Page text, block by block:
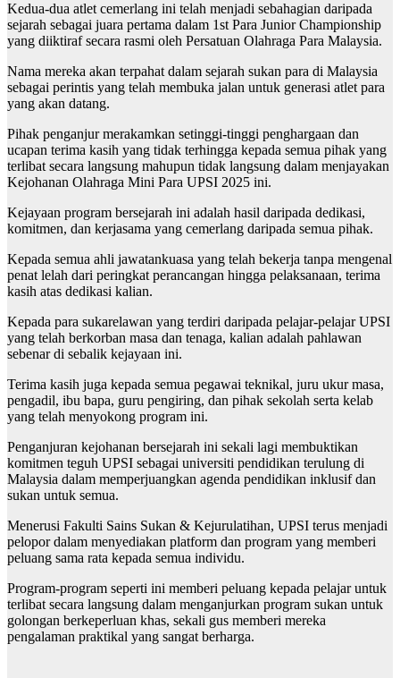
Kedua-dua atlet cemerlang ini telah menjadi sebahagian daripada
sejarah sebagai juara pertama dalam 1st Para Junior Championship
yang diiktiraf secara rasmi oleh Persatuan Olahraga Para Malaysia.
Nama mereka akan terpahat dalam sejarah sukan para di Malaysia
sebagai perintis yang telah membuka jalan untuk generasi atlet para
yang akan datang.
Pihak penganjur merakamkan setinggi-tinggi penghargaan dan
ucapan terima kasih yang tidak terhingga kepada semua pihak yang
terlibat secara langsung mahupun tidak langsung dalam menjayakan
Kejohanan Olahraga Mini Para UPSI 2025 ini.
Kejayaan program bersejarah ini adalah hasil daripada dedikasi,
komitmen, dan kerjasama yang cemerlang daripada semua pihak.
Kepada semua ahli jawatankuasa yang telah bekerja tanpa mengenal
penat lelah dari peringkat perancangan hingga pelaksanaan, terima
kasih atas dedikasi kalian.
Kepada para sukarelawan yang terdiri daripada pelajar-pelajar UPSI
yang telah berkorban masa dan tenaga, kalian adalah pahlawan
sebenar di sebalik kejayaan ini.
Terima kasih juga kepada semua pegawai teknikal, juru ukur masa,
pengadil, ibu bapa, guru pengiring, dan pihak sekolah serta kelab
yang telah menyokong program ini.
Penganjuran kejohanan bersejarah ini sekali lagi membuktikan
komitmen teguh UPSI sebagai universiti pendidikan terulung di
Malaysia dalam memperjuangkan agenda pendidikan inklusif dan
sukan untuk semua.
Menerusi Fakulti Sains Sukan & Kejurulatihan, UPSI terus menjadi
pelopor dalam menyediakan platform dan program yang memberi
peluang sama rata kepada semua individu.
Program-program seperti ini memberi peluang kepada pelajar untuk
terlibat secara langsung dalam menganjurkan program sukan untuk
golongan berkeperluan khas, sekali gus memberi mereka
pengalaman praktikal yang sangat berharga.